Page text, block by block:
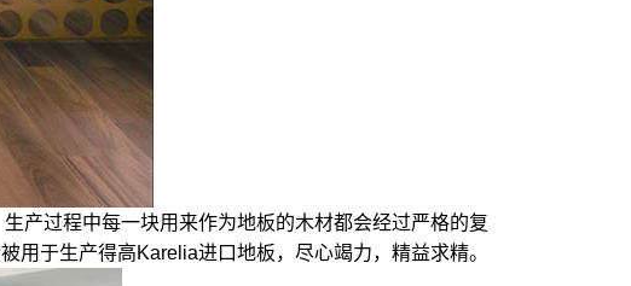
产过程中每一块用来作为地板的木材都会经过严格的复
于生产得高Karelia进口地板，尽心竭力，精益求精。